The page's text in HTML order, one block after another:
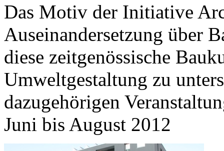
Das Motiv der Initiative
Auseinandersetzung über
diese zeitgenössische
Umweltgestaltung zu
dazugehörigen
Juni bis August 2012